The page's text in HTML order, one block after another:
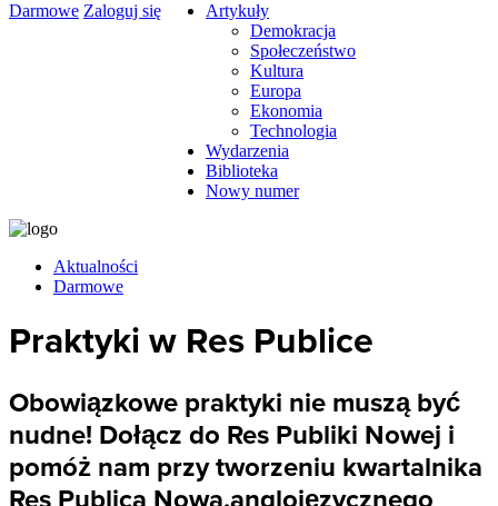
Darmowe Zaloguj się
Artykuły
Demokracja
Społeczeństwo
Kultura
Europa
Ekonomia
Technologia
Wydarzenia
Biblioteka
Nowy numer
Aktualności
Darmowe
Praktyki w Res Publice
Obowiązkowe praktyki nie muszą być
nudne! Dołącz do Res Publiki Nowej i
pomóż nam przy tworzeniu kwartalnika